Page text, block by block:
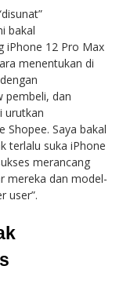
bakal
iPhone 12 Pro Max
menentukan di
pembeli, dan
urutkan
Shopee. Saya bakal
terlalu suka iPhone
merancang
mereka dan model-
user”.